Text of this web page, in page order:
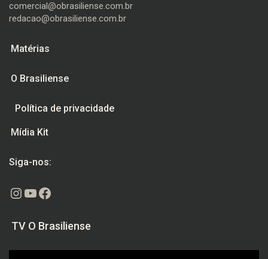
comercial@obrasiliense.com.br
redacao@obrasiliense.com.br
Matérias
O Brasiliense
Política de privacidade
Mídia Kit
Siga-nos:
Instagram
Youtube
Facebook
TV O Brasiliense